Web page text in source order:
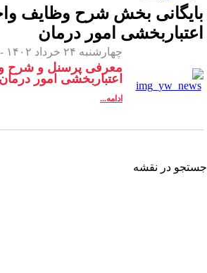
بخششرح وظایف واحد
امور درمان
معرفی پرسنل و شرح وظایف
اعتباربخشی امور درمان)